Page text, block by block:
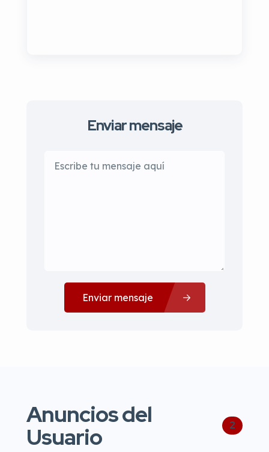
Enviar mensaje
Enviar mensaje
Anuncios del
Usuario 2